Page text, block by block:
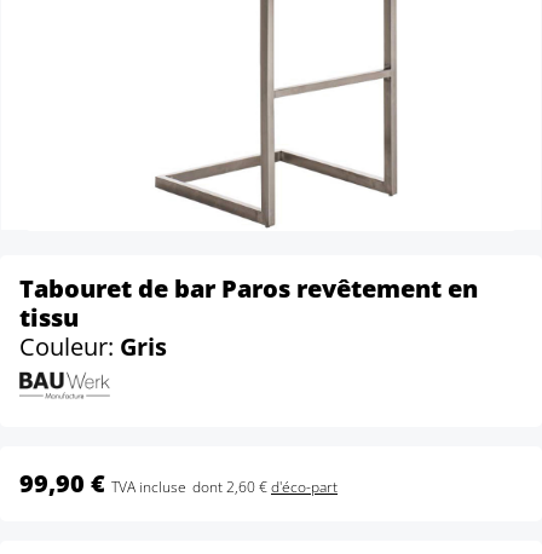
Tabouret de bar Paros revêtement en
tissu
Couleur: Gris
99,90 € TVA incluse dont 2,60 €d'éco-part